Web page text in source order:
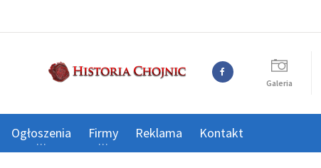
Galeria
Ogłoszenia Firmy Reklama Kontakt